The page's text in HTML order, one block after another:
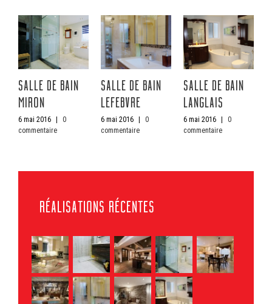
SALLE DE BAIN
MIRON
6 mai 2016 |
0
commentaire
SALLE DE BAIN
LEFEBVRE
6 mai 2016 |
0
commentaire
SALLE DE BAIN
LANGLAIS
6 mai 2016 |
0
commentaire
RÉALISATIONS RÉCENTES